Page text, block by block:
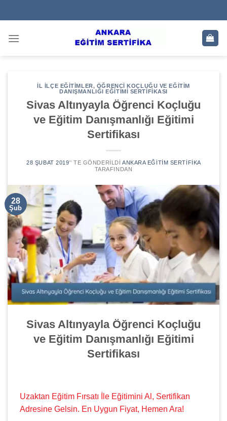
to
İL İLÇE EĞITIMLER, ÖĞRENCI KOÇLUĞU VE EĞITIM
DANIŞMANLIĞI EĞITIMI SERTIFIKASI
Sivas Altınyayla Öğrenci Koçluğu
ve Eğitim Danışmanlığı Eğitimi
Sertifikası
28 ŞUBAT 2019’' TE GÖNDERILDI ANKARA EĞITIM SERTIFIKA
TARAFINDAN
28
Şub
Sivas Altınyayla Öğrenci Koçluğu
ve Eğitim Danışmanlığı Eğitimi
Sertifikası
Uzaktan Eğitim Fırsatı İle Eğitimini Al, Sertifikan
Adresine Gelsin. En Uygun Fiyat, Hemen Ara!